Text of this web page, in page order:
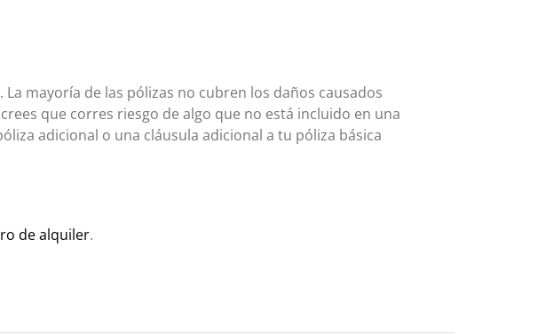
mayoría de las pólizas no cubren los daños causados
que corres riesgo de algo que no está incluido en una
adicional o una cláusula adicional a tu póliza básica
de alquiler.